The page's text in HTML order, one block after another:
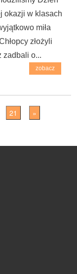
okazji w klasach
miła
złożyli
zadbali o...
zobacz
21 »